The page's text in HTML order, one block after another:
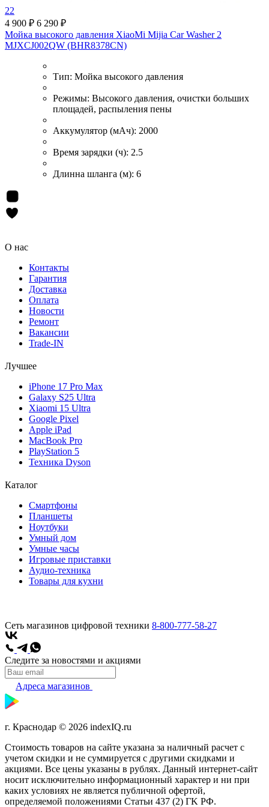
22
4 900 ₽ 6 290 ₽
Мойка высокого давления XiaoMi Mijia Car Washer 2
MJXCJ002QW (BHR8378CN)
Тип: Мойка высокого давления
Режимы: Высокого давления, очистки больших
площадей, распыления пены
Аккумулятор (мАч): 2000
Время зарядки (ч): 2.5
Длинна шланга (м): 6
О нас
Контакты
Гарантия
Доставка
Оплата
Новости
Ремонт
Вакансии
Trade-IN
Лучшее
iPhone 17 Pro Max
Galaxy S25 Ultra
Xiaomi 15 Ultra
Google Pixel
Apple iPad
MacBook Pro
PlayStation 5
Техника Dyson
Каталог
Смартфоны
Планшеты
Ноутбуки
Умный дом
Умные часы
Игровые приставки
Аудио-техника
Товары для кухни
Сеть магазинов цифровой техники 8-800-777-58-27
Следите за новостями и акциями
Адреса магазинов
г. Краснодар © 2026 indexIQ.ru
Стоимость товаров на сайте указана за наличный расчет с
учетом скидки и не суммируется с другими скидками и
акциями. Все цены указаны в рублях. Данный интернет-сайт
носит исключительно информационный характер и ни при
каких условиях не является публичной офертой,
определяемой положениями Статьи 437 (2) ГK РФ.